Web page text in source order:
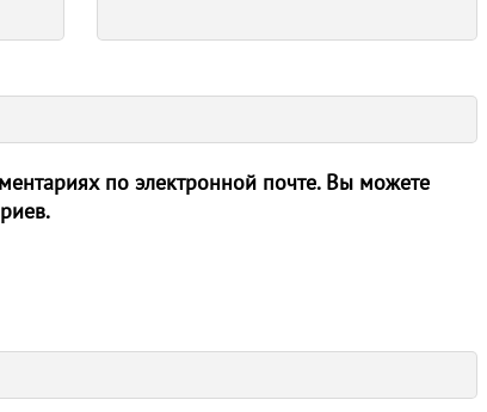
по электронной почте. Вы можете